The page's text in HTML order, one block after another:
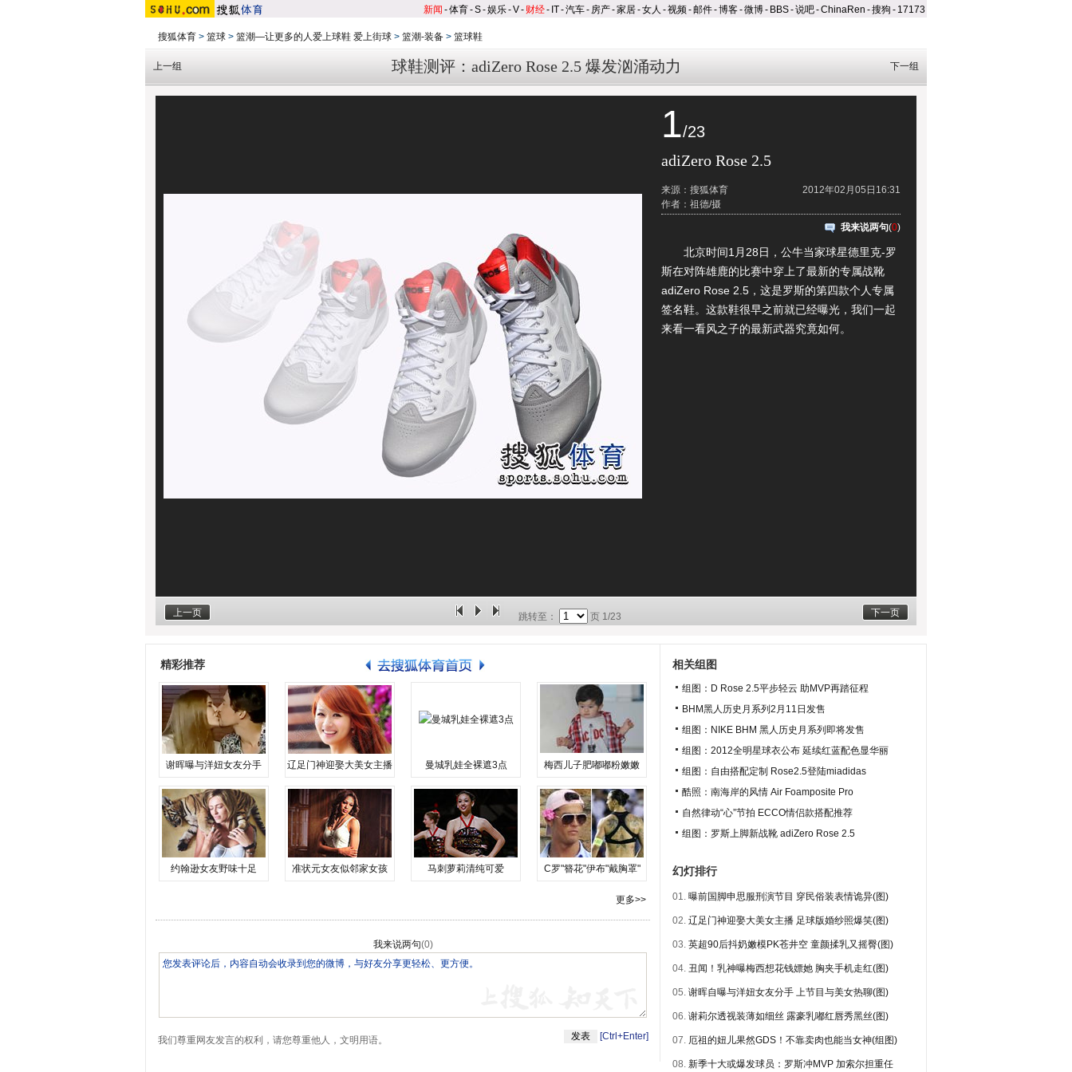
新闻 -体育-S-娱乐-V- 财经- IT-汽车- 房产-家居-女人 -视频-邮件-博客-微博- BBS-说吧-ChinaRen -搜狗 - 17173
搜狐体育 > 篮球 > 篮潮—让更多的人爱上球鞋 爱上街球 > 篮潮-装备 > 篮球鞋
球鞋测评：adiZero Rose 2.5 爆发汹涌动力
上一组 下一组
1/23
adiZero Rose 2.5
2012年02月05日16:31
来源：搜狐体育
作者：祖德/摄
我来说两句(0)
北京时间1月28日，公牛当家球星德里克-罗
斯在对阵雄鹿的比赛中穿上了最新的专属战靴
adiZero Rose 2.5，这是罗斯的第四款个人专属
签名鞋。这款鞋很早之前就已经曝光，我们一起
来看一看风之子的最新武器究竟如何。
上一页 下一页
跳转至： 页 1/23
精彩推荐
谢晖曝与洋妞女友分手 辽足门神迎娶大美女主播 曼城乳娃全裸遮3点 梅西儿子肥嘟嘟粉嫩嫩
约翰逊女友野味十足 准状元女友似邻家女孩 马刺萝莉清纯可爱 C罗"簪花"伊布"戴胸罩"
更多>>
我来说两句(0)
我们尊重网友发言的权利，请您尊重他人，文明用语。 [Ctrl+Enter]
相关组图
组图：D Rose 2.5平步轻云 助MVP再踏征程
BHM黑人历史月系列2月11日发售
组图：NIKE BHM 黑人历史月系列即将发售
组图：2012全明星球衣公布 延续红蓝配色显华丽
组图：自由搭配定制 Rose2.5登陆miadidas
酷照：南海岸的风情 Air Foamposite Pro
自然律动“心”节拍 ECCO情侣款搭配推荐
组图：罗斯上脚新战靴 adiZero Rose 2.5
幻灯排行
01. 曝前国脚申思服刑演节目 穿民俗装表情诡异(图)
02. 辽足门神迎娶大美女主播 足球版婚纱照爆笑(图)
03. 英超90后抖奶嫩模PK苍井空 童颜揉乳又摇臀(图)
04. 丑闻！乳神曝梅西想花钱嫖她 胸夹手机走红(图)
05. 谢晖自曝与洋妞女友分手 上节目与美女热聊(图)
06. 谢莉尔透视装薄如细丝 露豪乳嘟红唇秀黑丝(图)
07. 厄祖的妞儿果然GDS！不靠卖肉也能当女神(组图)
08. 新季十大或爆发球员：罗斯冲MVP 加索尔担重任